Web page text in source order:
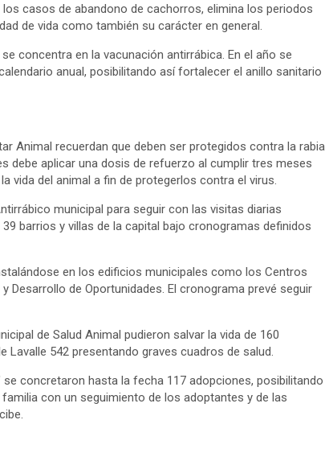
casos de abandono de cachorros, elimina los periodos
de vida como también su carácter en general.
concentra en la vacunación antirrábica. En el año se
anual, posibilitando así fortalecer el anillo sanitario
Animal recuerdan que deben ser protegidos contra la rabia
debe aplicar una dosis de refuerzo al cumplir tres meses
vida del animal a fin de protegerlos contra el virus.
municipal para seguir con las visitas diarias
barrios y villas de la capital bajo cronogramas definidos
en los edificios municipales como los Centros
de Oportunidades. El cronograma prevé seguir
de Salud Animal pudieron salvar la vida de 160
542 presentando graves cuadros de salud.
concretaron hasta la fecha 117 adopciones, posibilitando
con un seguimiento de los adoptantes y de las